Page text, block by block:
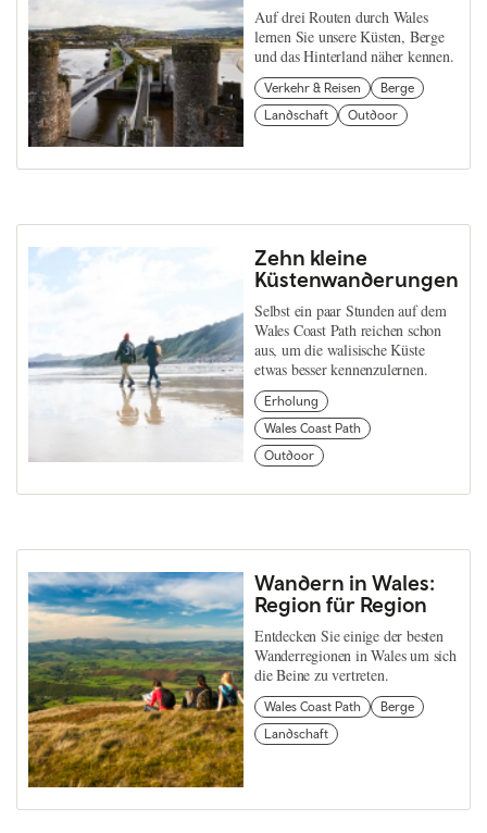
Auf drei Routen durch Wales
lernen Sie unsere Küsten, Berge
und das Hinterland näher kennen.
Verkehr & Reisen
Berge
Landschaft
Outdoor
Zehn kleine
Küstenwanderungen
Selbst ein paar Stunden auf dem
Wales Coast Path reichen schon
aus, um die walisische Küste
etwas besser kennenzulernen.
Erholung
Wales Coast Path
Outdoor
Wandern in Wales:
Region für Region
Entdecken Sie einige der besten
Wanderregionen in Wales um sich
die Beine zu vertreten.
Wales Coast Path
Berge
Landschaft